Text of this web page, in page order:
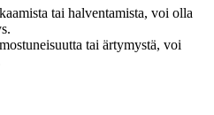
tai halventamista, voi olla
tai ärtymystä, voi